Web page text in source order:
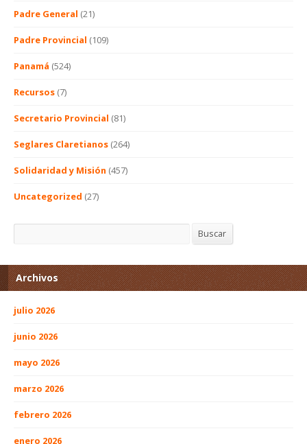
Padre General (21)
Padre Provincial (109)
Panamá (524)
Recursos (7)
Secretario Provincial (81)
Seglares Claretianos (264)
Solidaridad y Misión (457)
Uncategorized (27)
Buscar
Archivos
julio 2026
junio 2026
mayo 2026
marzo 2026
febrero 2026
enero 2026